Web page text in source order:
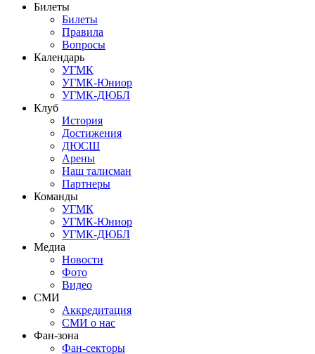
Билеты
Билеты
Правила
Вопросы
Календарь
УГМК
УГМК-Юниор
УГМК-ДЮБЛ
Клуб
История
Достижения
ДЮСШ
Арены
Наш талисман
Партнеры
Команды
УГМК
УГМК-Юниор
УГМК-ДЮБЛ
Медиа
Новости
Фото
Видео
СМИ
Аккредитация
СМИ о нас
Фан-зона
Фан-секторы